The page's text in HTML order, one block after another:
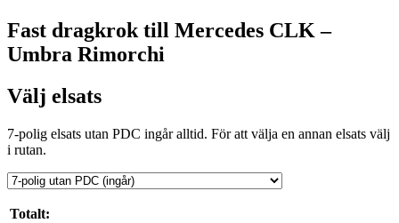
Fast dragkrok till Mercedes CLK –
Umbra Rimorchi
Välj elsats
7-polig elsats utan PDC ingår alltid. För att välja en annan elsats välj
i rutan.
Totalt: